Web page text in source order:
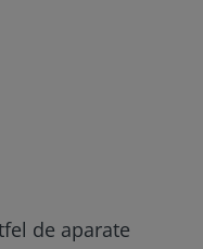
de aparate